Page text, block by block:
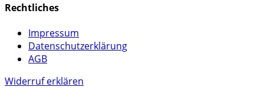
Rechtliches
Impressum
Datenschutzerklärung
AGB
Widerruf erklären